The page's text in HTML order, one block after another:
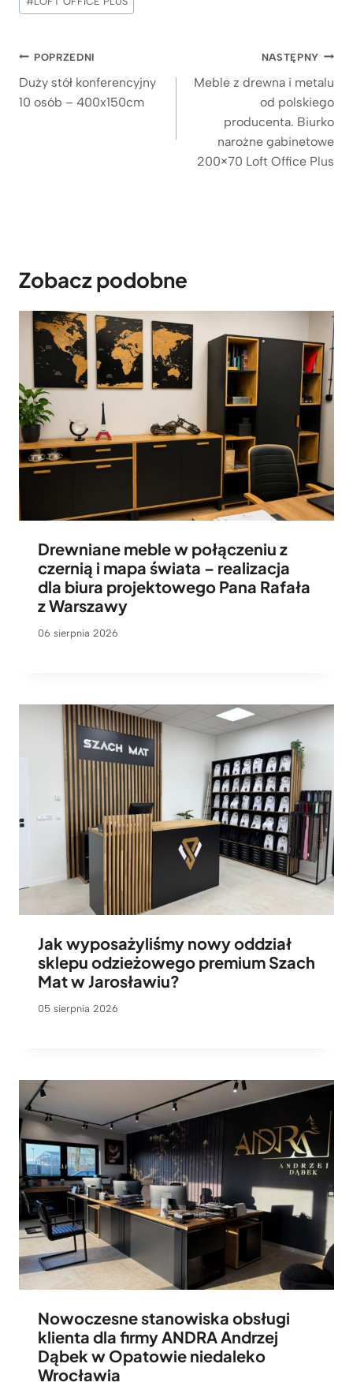
wpisu:
Nawigacja
wpisu
POPRZEDNI
Duży stół konferencyjny
10 osób – 400x150cm
NASTĘPNY
Meble z drewna i metalu
od polskiego
producenta. Biurko
narożne gabinetowe
200×70 Loft Office Plus
Zobacz podobne
Drewniane meble w połączeniu z
czernią i mapa świata – realizacja
dla biura projektowego Pana Rafała
z Warszawy
06 sierpnia 2026
Jak wyposażyliśmy nowy oddział
sklepu odzieżowego premium Szach
Mat w Jarosławiu?
05 sierpnia 2026
Nowoczesne stanowiska obsługi
klienta dla firmy ANDRA Andrzej
Dąbek w Opatowie niedaleko
Wrocławia